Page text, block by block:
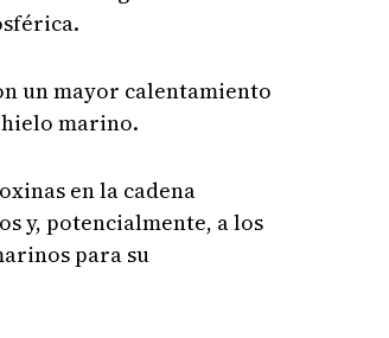
un mayor calentamiento
marino.
en la cadena
y, potencialmente, a los
para su